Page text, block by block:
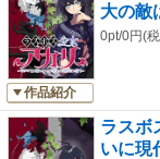
作品紹介
大の敵
0pt/0円(
ラスボ
いに現